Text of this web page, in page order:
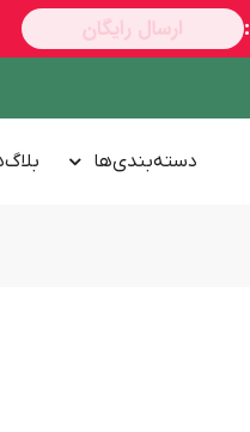
دسته‌بندی‌ها